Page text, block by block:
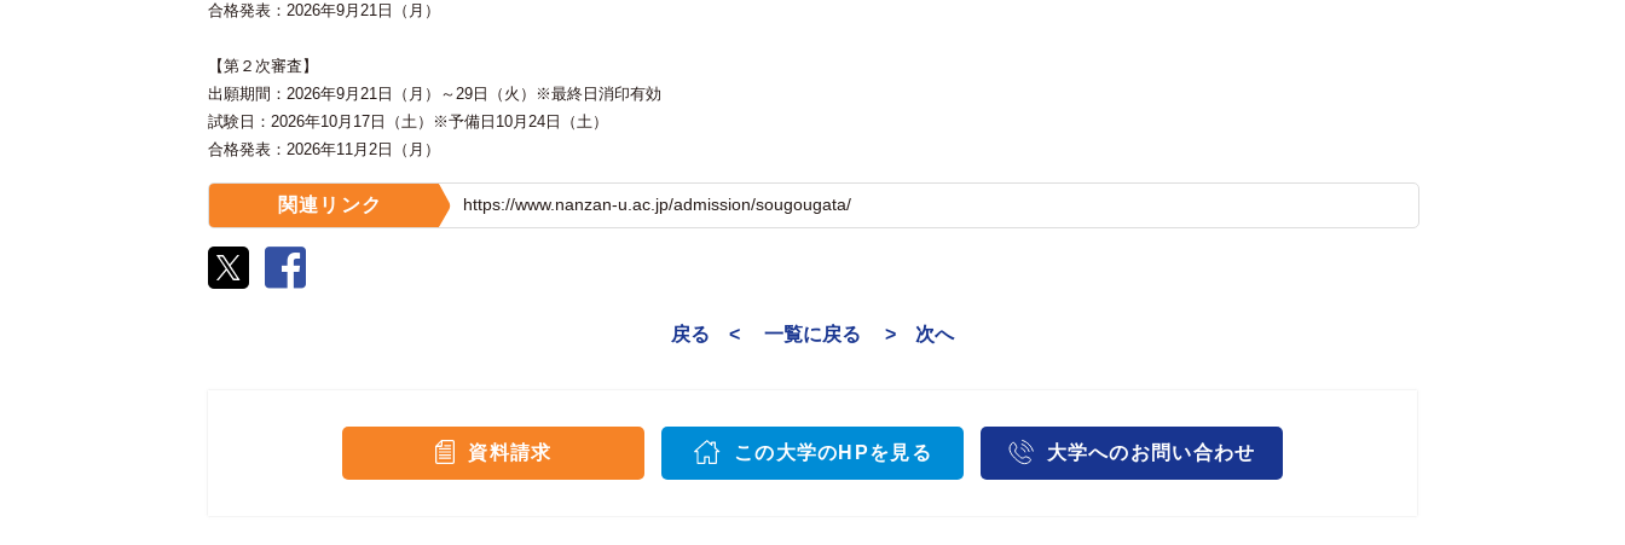
合格発表：2026年9月21日（月）
【第２次審査】
出願期間：2026年9月21日（月）～29日（火）※最終日消印有効
試験日：2026年10月17日（土）※予備日10月24日（土）
合格発表：2026年11月2日（月）
関連リンク https://www.nanzan-u.ac.jp/admission/sougougata/
戻る < 一覧に戻る > 次へ
資料請求 この大学のHPを見る 大学へのお問い合わせ